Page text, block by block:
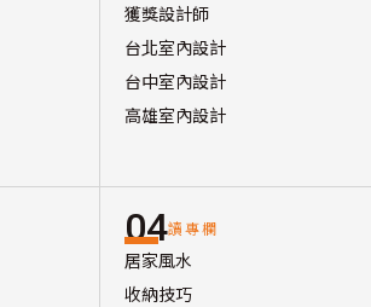
獲獎設計師
台北室內設計
台中室內設計
高雄室內設計
04讀專欄
居家風水
收納技巧